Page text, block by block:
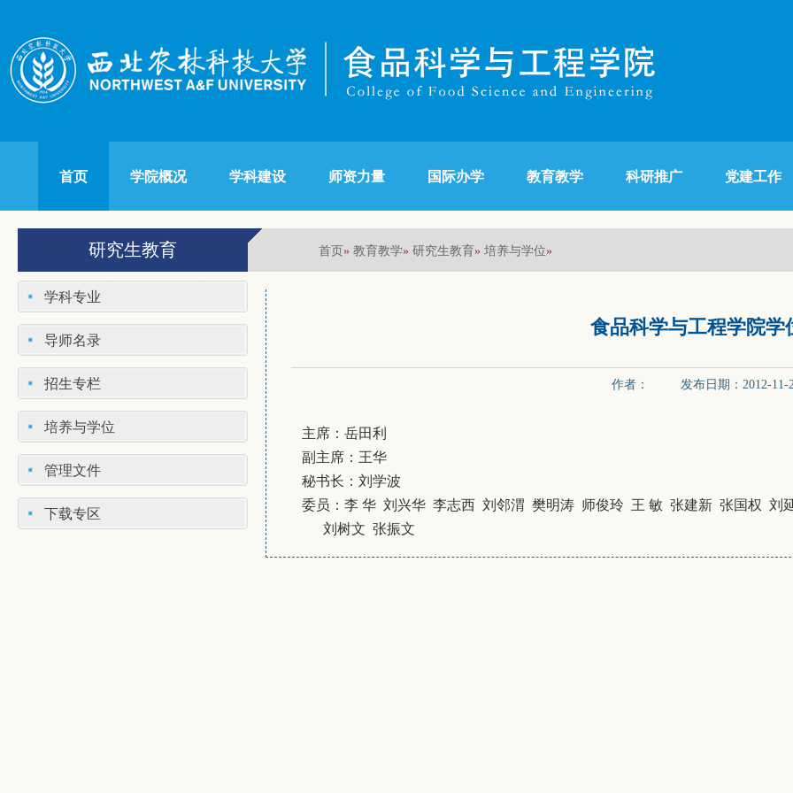
首页 学院概况 学科建设 师资力量 国际办学 教育教学 科研推广 党建工作
研究生教育 首页» 教育教学» 研究生教育» 培养与学位»
学科专业
导师名录
招生专栏
培养与学位
管理文件
下载专区
食品科学与工程学院学
作者： 发布日期：2012-11-
主席：岳田利
副主席：王华
秘书长：刘学波
委员：李 华 刘兴华 李志西 刘邻渭 樊明涛 师俊玲 王 敏 张建新 张国权 刘
刘树文 张振文